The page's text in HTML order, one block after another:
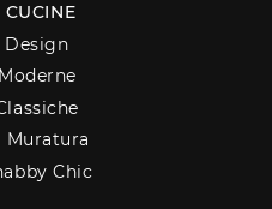
Design
Muratura
Chic